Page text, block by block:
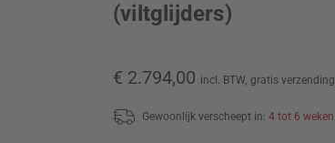
(viltglijders)
€ 2.794,00 incl. BTW, gratis verzending
Gewoonlijk verscheept in: 4 tot 6 weken